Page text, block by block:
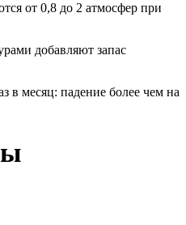
от 0,8 до 2 атмосфер при
добавляют запас
в месяц: падение более чем на